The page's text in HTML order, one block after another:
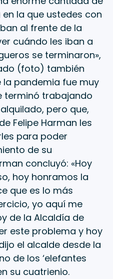
la que ustedes con
al frente de la
cuándo les iban a
se terminaron»,
(foto) también
pandemia fue muy
terminó trabajando
pero que,
Felipe Harman les
para poder
de su
concluyó: «Hoy
hoy honramos la
que es lo más
yo aquí me
de la Alcaldía de
este problema y hoy
el alcalde desde la
de los ‘elefantes
su cuatrienio.